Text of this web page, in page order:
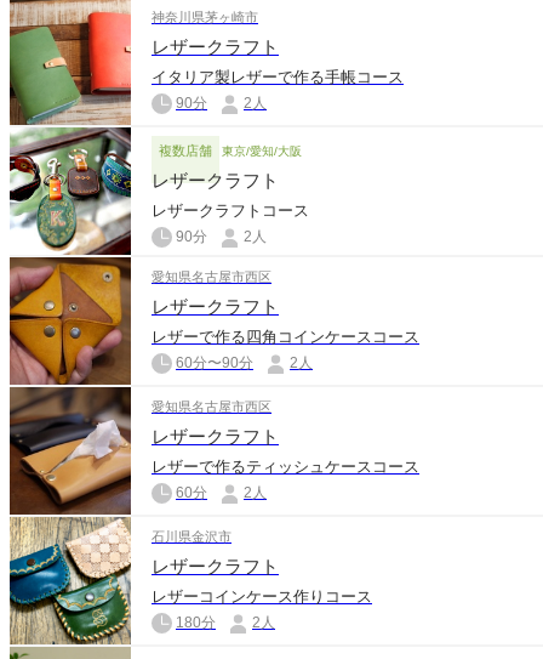
神奈川県茅ヶ崎市
レザークラフト
イタリア製レザーで作る手帳コース
90分 2人
複数店舗 東京/愛知/大阪
レザークラフト
レザークラフトコース
90分 2人
愛知県名古屋市西区
レザークラフト
レザーで作る四角コインケースコース
60分〜90分 2人
愛知県名古屋市西区
レザークラフト
レザーで作るティッシュケースコース
60分 2人
石川県金沢市
レザークラフト
レザーコインケース作りコース
180分 2人